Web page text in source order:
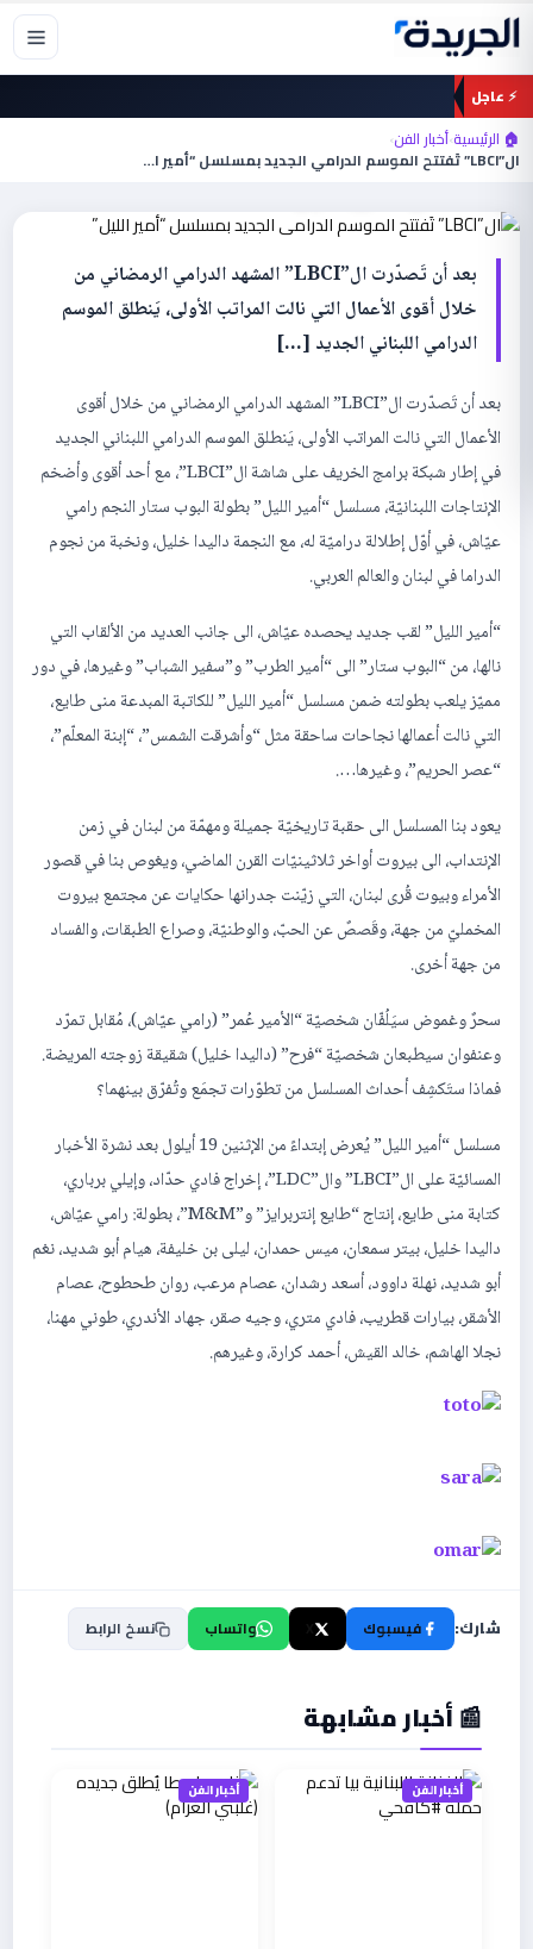
تخطي
المحتوى
⚡ عاجل
🏠 الرئيسية›أخبار الفن›
ال”LBCI” تَفتتح الموسم الدرامي الجديد بمسلسل “أمير الليل”
أخبار الفن
ال”LBCI” تَفتتح الموسم الدرامي الجديد
بعد أن تَصدّرت ال”LBCI” المشهد الدرامي الرمضاني من
خلال أقوى الأعمال التي نالت المراتب الأولى، يَنطلق الموسم
الدرامي اللبناني الجديد […]
بعد أن تَصدّرت ال”LBCI” المشهد الدرامي الرمضاني من خلال أقوى
الأعمال التي نالت المراتب الأولى، يَنطلق الموسم الدرامي اللبناني الجديد
في إطار شبكة برامج الخريف على شاشة ال”LBCI”، مع أحد أقوى وأضخم
الإنتاجات اللبنانيّة، مسلسل “أمير الليل” بطولة البوب ستار النجم رامي
عيّاش، في أوّل إطلالة دراميّة له، مع النجمة داليدا خليل، ونخبة من نجوم
الدراما في لبنان والعالم العربي.
“أمير الليل” لقب جديد يحصده عيّاش، الى جانب العديد من الألقاب التي
نالها، من “البوب ستار” الى “أمير الطرب” و”سفير الشباب” وغيرها، في دور
مميّز يلعب بطولته ضمن مسلسل “أمير الليل” للكاتبة المبدعة منى طايع،
التي نالت أعمالها نجاحات ساحقة مثل “وأشرقت الشمس”، “إبنة المعلّم”،
“عصر الحريم”، وغيرها….
يعود بنا المسلسل الى حقبة تاريخيّة جميلة ومهمّة من لبنان في زمن
الإنتداب، الى بيروت أواخر ثلاثينيّات القرن الماضي، ويغوص بنا في قصور
الأمراء وبيوت قُرى لبنان، التي زيّنت جدرانها حكايات عن مجتمع بيروت
المخمليّ من جهة، وقَصصٌ عن الحبّ، والوطنيّة، وصراع الطبقات، والفساد
من جهة أخرى.
سحرٌ وغموض سيَلُفّان شخصيّة “الأمير عُمر” (رامي عيّاش)، مُقابل تمرّد
وعنفوان سيطبعان شخصيّة “فرح” (داليدا خليل) شقيقة زوجته المريضة.
فماذا ستَكشِف أحداث المسلسل من تطوّرات تجمَع وتُفرّق بينهما؟
مسلسل “أمير الليل” يُعرض إبتداءً من الإثنين 19 أيلول بعد نشرة الأخبار
المسائيّة على ال”LBCI” وال”LDC”، إخراج فادي حدّاد، وإيلي برباري،
كتابة منى طايع، إنتاج “طايع إنتربرايز” و”M&M”، بطولة: رامي عيّاش،
داليدا خليل، بيتر سمعان، ميس حمدان، ليلى بن خليفة، هيام أبو شديد، نغم
أبو شديد، نهلة داوود، أسعد رشدان، عصام مرعب، روان طحطوح، عصام
الأشقر، بيارات قطريب، فادي متري، وجيه صقر، جهاد الأندري، طوني مهنا،
نجلا الهاشم، خالد القيش، أحمد كرارة، وغيرهم.
شارك: فيسبوك واتساب نسخ الرابط
📰 أخبار مشابهة
أخبار الفن أخبار الفن